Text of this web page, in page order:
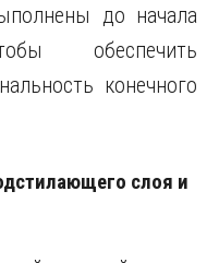
до начала
обеспечить
конечного
слоя и